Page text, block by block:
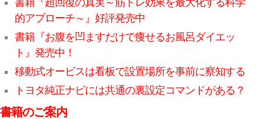
書籍『超回復の真実～筋トレ効果を最大化する科学
的アプローチ～』好評発売中
書籍『お腹を凹ますだけで痩せるお風呂ダイエッ
ト』発売中！
移動式オービスは看板で設置場所を事前に察知する
トヨタ純正ナビには共通の裏設定コマンドがある？
書籍のご案内